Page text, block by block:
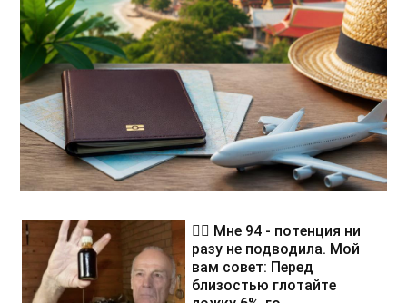
❤️‍🔥 Мне 94 - потенция ни
разу не подводила. Мой
вам совет: Перед
близостью глотайте